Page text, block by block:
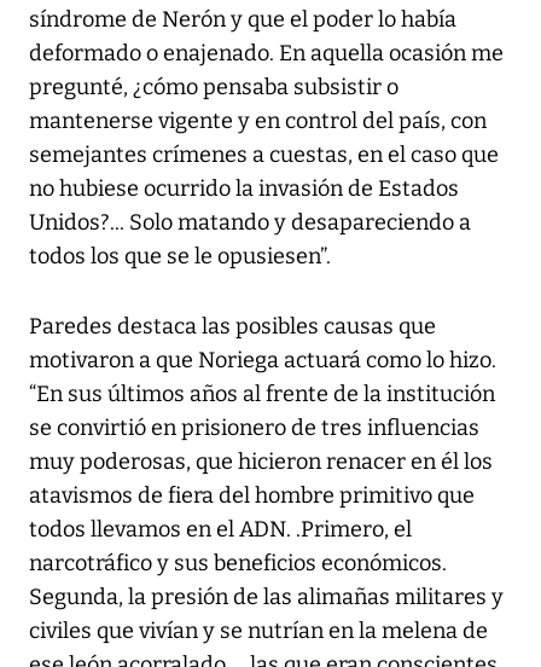
síndrome de Nerón y que el poder lo había
deformado o enajenado. En aquella ocasión me
pregunté, ¿cómo pensaba subsistir o
mantenerse vigente y en control del país, con
semejantes crímenes a cuestas, en el caso que
no hubiese ocurrido la invasión de Estados
Unidos?... Solo matando y desapareciendo a
todos los que se le opusiesen”.
Paredes destaca las posibles causas que
motivaron a que Noriega actuará como lo hizo.
“En sus últimos años al frente de la institución
se convirtió en prisionero de tres influencias
muy poderosas, que hicieron renacer en él los
atavismos de fiera del hombre primitivo que
todos llevamos en el ADN. .Primero, el
narcotráfico y sus beneficios económicos.
Segunda, la presión de las alimañas militares y
civiles que vivían y se nutrían en la melena de